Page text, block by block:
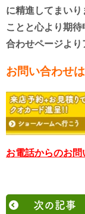
に精進してまい
ことと心より期待
合わせページより
お問い合わせ
お電話からのお
次の記事